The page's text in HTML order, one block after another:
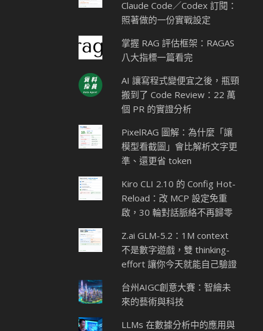
Claude Code／Codex 訂閱：
照著做的一份實戰設定
掌握 RAG 評估框架：RAGAS
八大指標一篇看完
AI 讓寫程式變便宜之後，瓶頸
搬到了 Code Review：22 萬
個 PR 的實證分析
PixelRAG 圖解：為什麼「讓
模型看截圖」會比解析文字更
準、還更省 token
Kiro CLI 2.10 的 Config Hot-
Reload：改 MCP 設定免重
啟，30 輪對話脈絡不再歸零
Z.ai GLM-5.2：1M context
不是數字遊戲，雙 thinking-
effort 讓你今天就能自己驗證
台州AIGC創意大賽：智繪未
來的藝術與科技
LLMs 在數據分析中的應用與